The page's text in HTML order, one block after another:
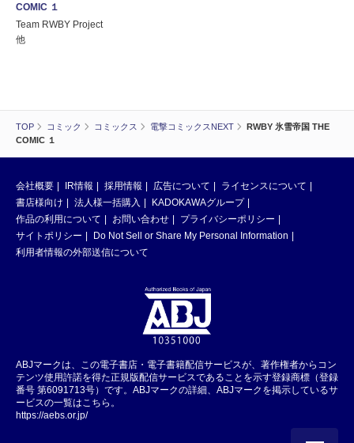
TOP コミック コミックス 電撃コミックスNEXT
RWBY 氷雪帝国 THE
COMIC １
COMIC １
Team RWBY Project
他
会社概要 IR情報 採用情報 広告について
ライセンスについて
書店様向け
法人様一括購入
KADOKAWAグループ
作品の利用について
お問い合わせ
プライバシーポリシー
サイトポリシー
Do Not Sell or Share My Personal Information
利用者情報の外部送信について
ABJマークは、この電子書店・電子書籍配信サービスが、著作権者からコン
テンツ使用許諾を得た正規版配信サービスであることを示す登録商標（登録
番号 第6091713号）です。ABJマークの詳細、ABJマークを掲示しているサ
ービスの一覧はこちら。
https://aebs.or.jp/